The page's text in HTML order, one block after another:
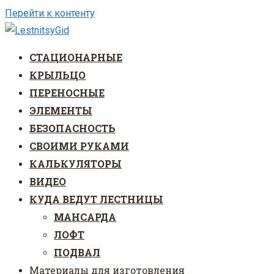
Перейти к контенту
СТАЦИОНАРНЫЕ
КРЫЛЬЦО
ПЕРЕНОСНЫЕ
ЭЛЕМЕНТЫ
БЕЗОПАСНОСТЬ
СВОИМИ РУКАМИ
КАЛЬКУЛЯТОРЫ
ВИДЕО
КУДА ВЕДУТ ЛЕСТНИЦЫ
МАНСАРДА
ЛОФТ
ПОДВАЛ
Материалы для изготовления